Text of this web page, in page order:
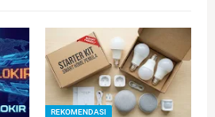
REKOMENDASI